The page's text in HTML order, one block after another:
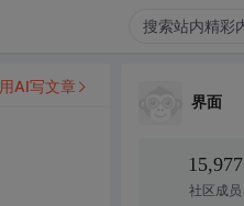
用AI写文章
界面
15,977
社区成员